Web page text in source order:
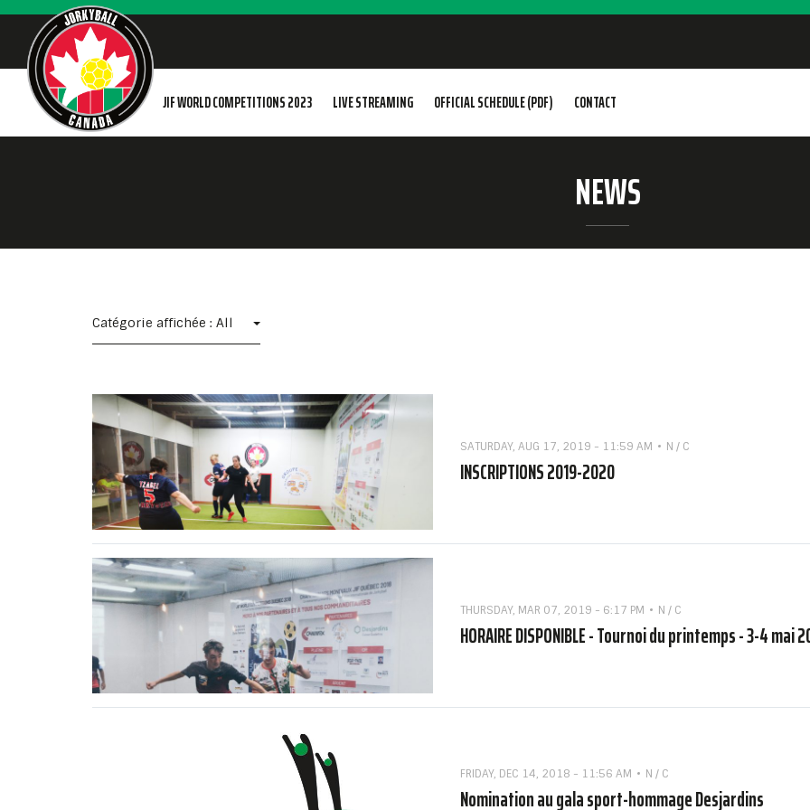
JIF WORLD COMPETITIONS 2023 LIVE STREAMING OFFICIAL SCHEDULE (PDF) CONTACT
NEWS
Catégorie affichée : All
SATURDAY, AUG 17, 2019 - 11:59 AM N / C
INSCRIPTIONS 2019-2020
THURSDAY, MAR 07, 2019 - 6:17 PM N / C
HORAIRE DISPONIBLE - Tournoi du printemps - 3-4 mai
FRIDAY, DEC 14, 2018 - 11:56 AM N / C
Nomination au gala sport-hommage Desjardins